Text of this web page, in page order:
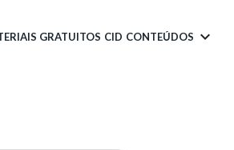
GRATUITOS CID CONTEÚDOS